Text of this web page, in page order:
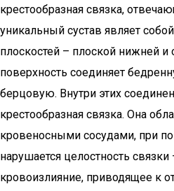
крестообразная связка,
уникальный сустав являет
плоскостей – плоской нижней и
поверхность соединяет
берцовую. Внутри этих
крестообразная связка. Она
кровеносными сосудами, при
нарушается целостность
кровоизлияние, приводящее к